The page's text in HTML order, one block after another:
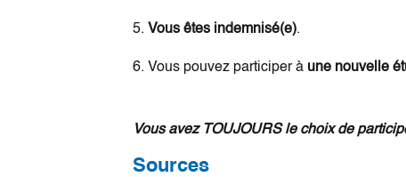
5. Vous êtes indemnisé(e).
6. Vous pouvez participer à une nouvelle
Vous avez TOUJOURS le choix de
Sources